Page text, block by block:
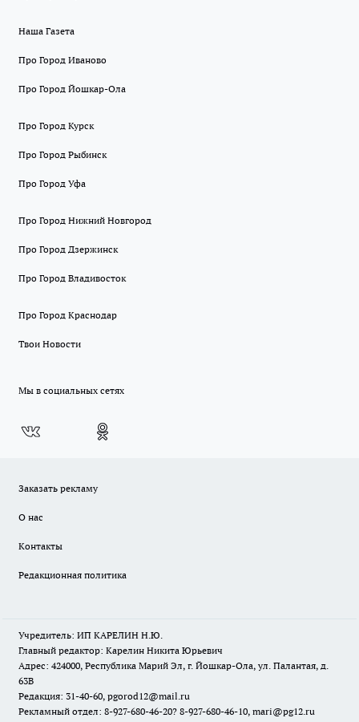
Наша Газета
Про Город Иваново
Про Город Йошкар-Ола
Про Город Курск
Про Город Рыбинск
Про Город Уфа
Про Город Нижний Новгород
Про Город Дзержинск
Про Город Владивосток
Про Город Краснодар
Твои Новости
Мы в социальных сетях
Заказать рекламу
О нас
Контакты
Редакционная политика
Учредитель: ИП КАРЕЛИН Н.Ю.
Главный редактор: Карелин Никита Юрьевич
Адрес: 424000, Республика Марий Эл, г. Йошкар-Ола, ул. Палантая, д.
63В
Редакция: 31-40-60, pgorod12@mail.ru
Рекламный отдел: 8-927-680-46-20? 8-927-680-46-10, mari@pg12.ru